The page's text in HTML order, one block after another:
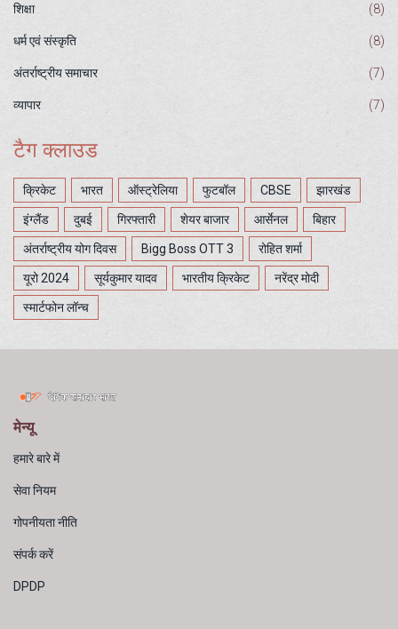
शिक्षा (8)
धर्म एवं संस्कृति (8)
अंतर्राष्ट्रीय समाचार (7)
व्यापार (7)
टैग क्लाउड
क्रिकेट भारत ऑस्ट्रेलिया फुटबॉल CBSE झारखंड
इंग्लैंड दुबई गिरफ्तारी शेयर बाजार आर्सेनल बिहार
अंतर्राष्ट्रीय योग दिवस Bigg Boss OTT 3 रोहित शर्मा
यूरो 2024 सूर्यकुमार यादव भारतीय क्रिकेट नरेंद्र मोदी
स्मार्टफोन लॉन्च
मेन्यू
हमारे बारे में
सेवा नियम
गोपनीयता नीति
संपर्क करें
DPDP